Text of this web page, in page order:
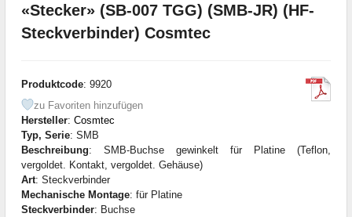
«Stecker» (SB-007 TGG) (SMB-JR) (HF-
Steckverbinder) Cosmtec
Produktcode: 9920
zu Favoriten hinzufügen
Hersteller: Cosmtec
Typ, Serie: SMB
Beschreibung: SMB-Buchse gewinkelt für Platine (Teflon,
vergoldet. Kontakt, vergoldet. Gehäuse)
Art: Steckverbinder
Mechanische Montage: für Platine
Steckverbinder: Buchse